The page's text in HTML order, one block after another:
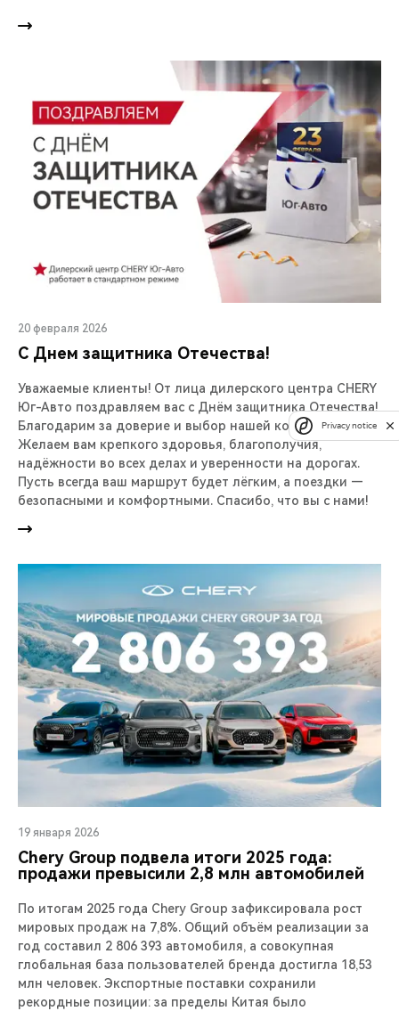
20 февраля 2026
С Днем защитника Отечества!
Уважаемые клиенты! От лица дилерского центра CHERY
Юг-Авто поздравляем вас с Днём защитника Отечества!
Благодарим за доверие и выбор нашей компании.
Желаем вам крепкого здоровья, благополучия,
надёжности во всех делах и уверенности на дорогах.
Пусть всегда ваш маршрут будет лёгким, а поездки —
безопасными и комфортными. Спасибо, что вы с нами!
19 января 2026
Chery Group подвела итоги 2025 года:
продажи превысили 2,8 млн автомобилей
По итогам 2025 года Chery Group зафиксировала рост
мировых продаж на 7,8%. Общий объём реализации за
год составил 2 806 393 автомобиля, а совокупная
глобальная база пользователей бренда достигла 18,53
млн человек. Экспортные поставки сохранили
рекордные позиции: за пределы Китая было
Privacy notice